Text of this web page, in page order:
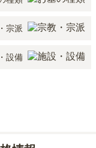
宗派
設備